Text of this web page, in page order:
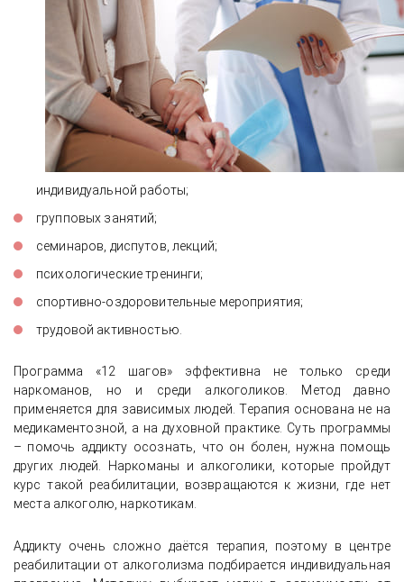
индивидуальной работы;
групповых занятий;
семинаров, диспутов, лекций;
психологические тренинги;
спортивно-оздоровительные мероприятия;
трудовой активностью.
Программа «12 шагов» эффективна не только среди
наркоманов, но и среди алкоголиков. Метод давно
применяется для зависимых людей. Терапия основана не на
медикаментозной, а на духовной практике. Суть программы
– помочь аддикту осознать, что он болен, нужна помощь
других людей. Наркоманы и алкоголики, которые пройдут
курс такой реабилитации, возвращаются к жизни, где нет
места алкоголю, наркотикам.
Аддикту очень сложно даётся терапия, поэтому в центре
реабилитации от алкоголизма подбирается индивидуальная